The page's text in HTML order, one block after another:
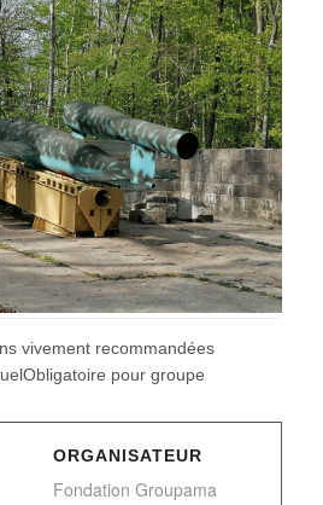
vivement recommandées
pour groupe
ORGANISATEUR
Fondation Groupama